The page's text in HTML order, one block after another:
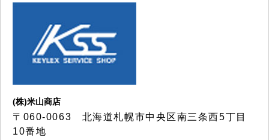
(株)米山商店
〒060-0063 北海道札幌市中央区南三条西5丁目
10番地